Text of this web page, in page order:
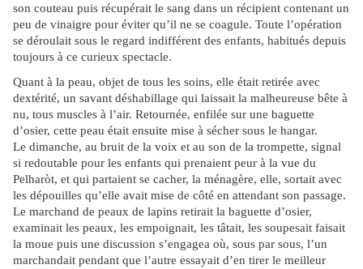
son couteau puis récupérait le sang dans un récipient contenant un
peu de vinaigre pour éviter qu’il ne se coagule. Toute l’opération
se déroulait sous le regard indifférent des enfants, habitués depuis
toujours à ce curieux spectacle.
Quant à la peau, objet de tous les soins, elle était retirée avec
dextérité, un savant déshabillage qui laissait la malheureuse bête à
nu, tous muscles à l’air. Retournée, enfilée sur une baguette
d’osier, cette peau était ensuite mise à sécher sous le hangar.
Le dimanche, au bruit de la voix et au son de la trompette, signal
si redoutable pour les enfants qui prenaient peur à la vue du
Pelharòt, et qui partaient se cacher, la ménagère, elle, sortait avec
les dépouilles qu’elle avait mise de côté en attendant son passage.
Le marchand de peaux de lapins retirait la baguette d’osier,
examinait les peaux, les empoignait, les tâtait, les soupesait faisait
la moue puis une discussion s’engagea où, sous par sous, l’un
marchandait pendant que l’autre essayait d’en tirer le meilleur